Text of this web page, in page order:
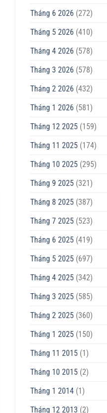
Tháng 6 2026 (272)
Tháng 5 2026 (410)
Tháng 4 2026 (578)
Tháng 3 2026 (578)
Tháng 2 2026 (432)
Tháng 1 2026 (581)
Tháng 12 2025(159)
Tháng 11 2025(174)
Tháng 10 2025(295)
Tháng 9 2025(321)
Tháng 8 2025(387)
Tháng 7 2025(523)
Tháng 6 2025(419)
Tháng 5 2025(697)
Tháng 4 2025(342)
Tháng 3 2025(585)
Tháng 2 2025(360)
Tháng 1 2025(150)
Tháng 11 2015(1)
Tháng 10 2015(2)
Tháng 1 2014(1)
Tháng 12 2013 (2)